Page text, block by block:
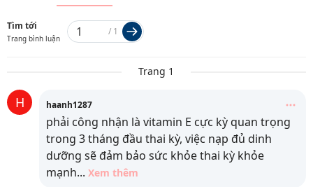
Tìm tới
Trang bình luận
/ 1
Trang 1
H haanh1287
phải công nhận là vitamin E cực kỳ quan trọng
trong 3 tháng đầu thai kỳ, việc nạp đủ dinh
dưỡng sẽ đảm bảo sức khỏe thai kỳ khỏe
mạnh... Xem thêm